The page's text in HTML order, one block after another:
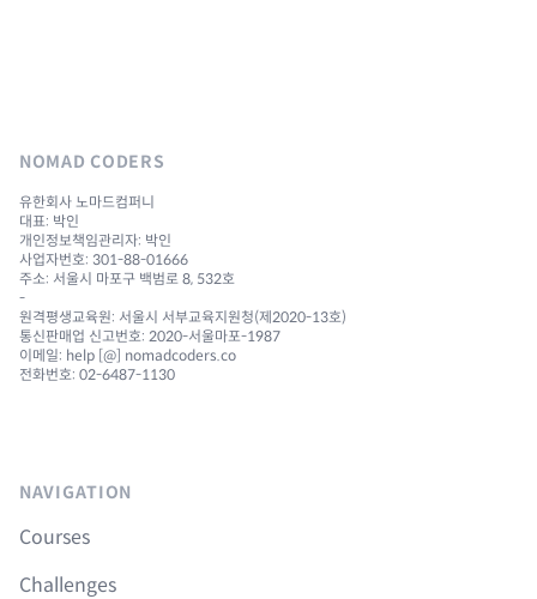
NOMAD CODERS
유한회사 노마드컴퍼니
대표: 박인
개인정보책임관리자: 박인
사업자번호: 301-88-01666
주소: 서울시 마포구 백범로 8, 532호
-
원격평생교육원: 서울시 서부교육지원청(제2020-13호)
통신판매업 신고번호: 2020-서울마포-1987
이메일: help [@] nomadcoders.co
전화번호: 02-6487-1130
NAVIGATION
Courses
Challenges